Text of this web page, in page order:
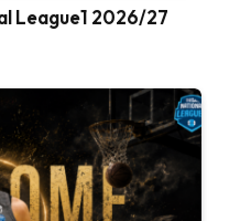
League1 2026/27